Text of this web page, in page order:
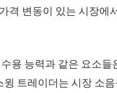
격 변동이 있는 시장에
용 능력과 같은 요소
트레이더는 시장 소